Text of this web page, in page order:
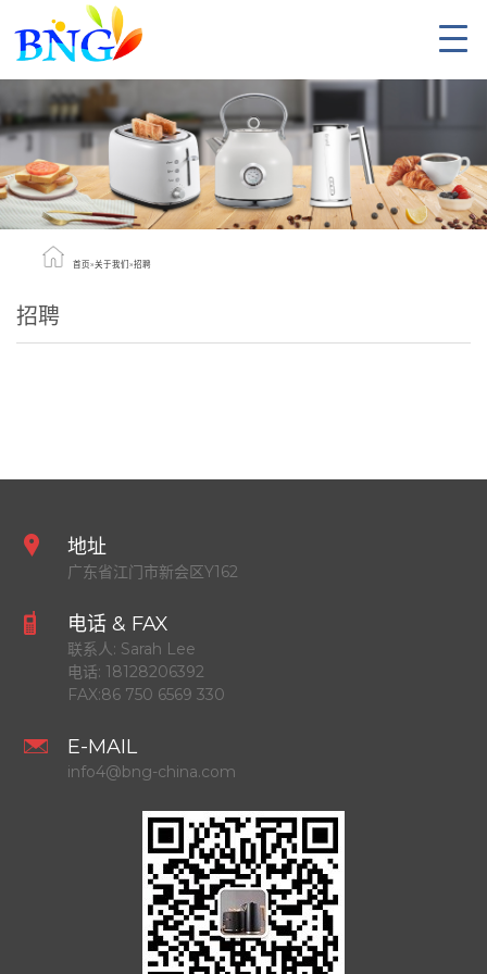
首页»关于我们 »招聘
招聘
地址
广东省江门市新会区Y162
电话 & FAX
联系人: Sarah Lee
电话: 18128206392
FAX:86 750 6569 330
E-MAIL
info4@bng-china.com